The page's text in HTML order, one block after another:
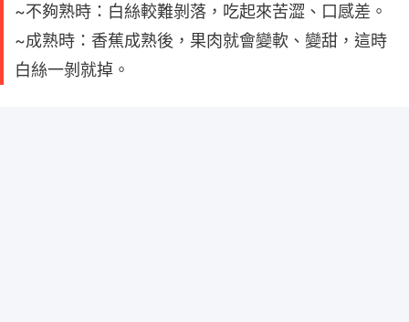
~不夠熟時：白絲較難剝落，吃起來苦澀、口感差。
~成熟時：香蕉成熟後，果肉就會變軟、變甜，這時
白絲一剝就掉。